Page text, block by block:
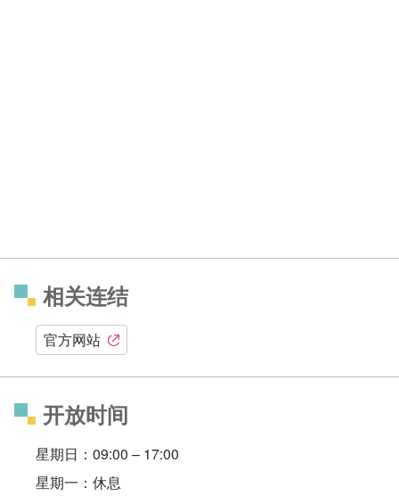
相关连结
官方网站
开放时间
星期日：09:00 – 17:00
星期一：休息